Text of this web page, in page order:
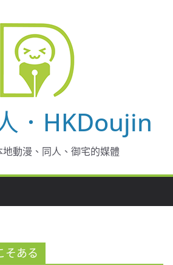
．HKDoujin
動漫、同人、御宅的媒體
そある